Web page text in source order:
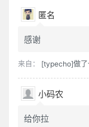
匿名
感谢
来自： [typecho]做了
小码农
给你拉